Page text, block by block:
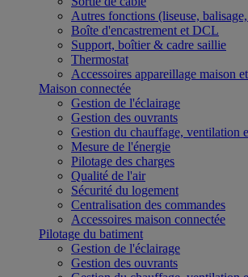
Autres fonctions (liseuse,
Boîte d'encastrement et DCL
Support, boîtier & cadre saillie
Thermostat
Accessoires appareillage maison
Maison connectée
Gestion de l'éclairage
Gestion des ouvrants
Gestion du chauffage, ventilation
Mesure de l'énergie
Pilotage des charges
Qualité de l'air
Sécurité du logement
Centralisation des commandes
Accessoires maison connectée
Pilotage du batiment
Gestion de l'éclairage
Gestion des ouvrants